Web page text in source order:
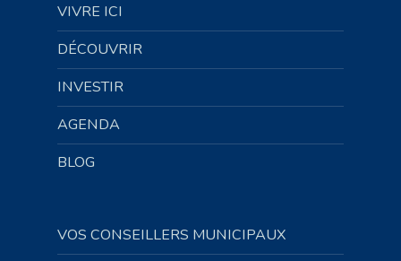
VIVRE ICI
DÉCOUVRIR
INVESTIR
AGENDA
BLOG
VOS CONSEILLERS MUNICIPAUX